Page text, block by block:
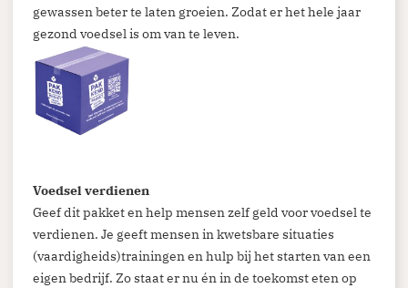
gewassen beter te laten groeien. Zodat er het hele jaar
gezond voedsel is om van te leven.
Voedsel verdienen
Geef dit pakket en help mensen zelf geld voor voedsel te
verdienen. Je geeft mensen in kwetsbare situaties
(vaardigheids)trainingen en hulp bij het starten van een
eigen bedrijf. Zo staat er nu én in de toekomst eten op